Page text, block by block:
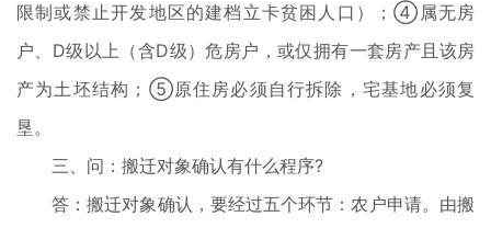
限制或禁止开发地区的建档立卡贫困人口）；④属无房
户、D级以上（含D级）危房户，或仅拥有一套房产且该房
产为土坯结构；⑤原住房必须自行拆除，宅基地必须复
垦。
三、问：搬迁对象确认有什么程序?
答：搬迁对象确认，要经过五个环节：农户申请。由搬